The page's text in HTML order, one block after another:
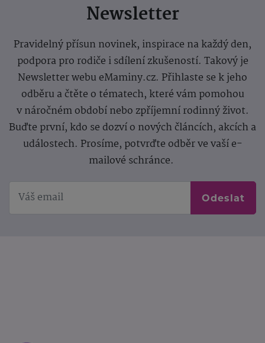
Newsletter
Pravidelný přísun novinek, inspirace na každý den,
podpora pro rodiče i sdílení zkušeností. Takový je
Newsletter webu eMaminy.cz. Přihlaste se k jeho
odběru a čtěte o tématech, které vám pomohou
v náročném období nebo zpříjemní rodinný život.
Buďte první, kdo se dozví o nových článcích, akcích a
událostech. Prosíme, potvrďte odběr ve vaší e-
mailové schránce.
Odeslat